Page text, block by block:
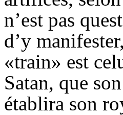
n’est pas
d’y
«train» est
Satan, que
établira son